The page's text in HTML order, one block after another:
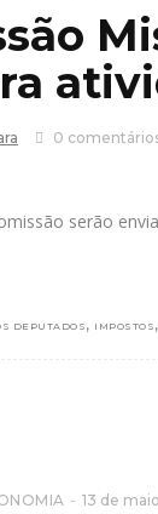
0
serão
DEPUTADOS , IMPOSTOS ,
13 de